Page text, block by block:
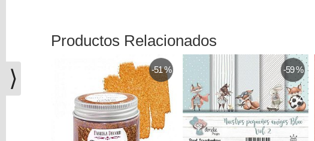
(0)Productos Relacionados
-51 % -59 %
⟩